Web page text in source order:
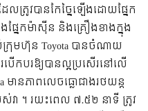
លត្រូវបានកែច្នៃឡើងដោយផ្នែក
ផ្នែកម៉ាស៊ីន និងគ្រឿងខាងក្នុង
ក្រុមហ៊ុន Toyota បានចំណាយ
ើកបរឱ្យបានល្អប្រសើរនៅលើ
មានភាពលេចធ្លោជាងរថយន្ត
វា ។ រយះពេល ៧.៥២ នាទី ត្រូវ